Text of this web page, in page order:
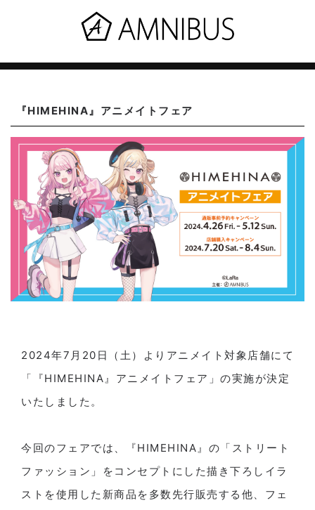
『HIMEHINA』アニメイトフェア
2024年7月20日（土）よりアニメイト対象店舗にて
「『HIMEHINA』アニメイトフェア」の実施が決定
いたしました。
今回のフェアでは、『HIMEHINA』の「ストリート
ファッション」をコンセプトにした描き下ろしイラ
ストを使用した新商品を多数先行販売する他、フェ